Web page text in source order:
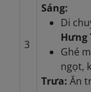
3
Sáng:
Di
Hưng
Ghé
ngọt,
Trưa: Ăn